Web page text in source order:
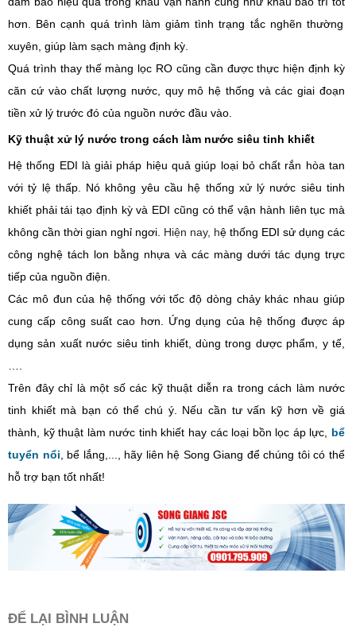
hơn. Bên cạnh quá trình làm giảm tình trạng tắc nghẽn thường
xuyên , giúp làm sạch màng định kỳ.
Quá trình thay thế màng lọc RO cũng cần được thực hiện định kỳ
căn cứ vàochất lượng nước, quy mô hệ thống vàcácgiai đoạn
tiền xử lý trước đó của nguồn nước đầu vào
Kỹ thuật xử lý nước trong cách làm nước siêu tinh khiết
Hệ thống EDI là giải pháp hiệu quảgiúp loại bỏ chất rắn hòa tan
với tỷ lệ thấp. Nó không yêu cầu hệ thống xử lý nước siêu tinh
khiết phảitái tạo định kỳ và EDI cũng có thể vận hành liên tục mà
không cần thời gian nghỉ ngơi Hiện nay, hệ thống EDI sử dụng các
công nghệ tách lon bằng nhựa và các màng dưới tác dụng trực
tiếp của nguồn điện.
Các mô đuncủa hệ thống với tốc độ dòng chảy khác nhaugiúp
cung cấp công suất cao hơn. Ứng dụng của hệ thống được áp
dụngsản xuất nước siêu tinh khiết, dùng trong dược phẩm, y tế,
Trên đây chỉ là một số các kỹ thuật diễn ra trong cách làm nước
tinh khiết mà bạn có thể chú ý. Nếu cần tư vấn kỹ hơn về giá
thành, kỹ thuật làm nước tinh khiết hay các loại bồn lọc áp lực, bể
tuyển nổi , bể lắng,..., hãy liên hệ Song Giang để chúng tôi có thể
hỗ trợ bạn tốt nhất!
ĐỂ LẠI BÌNH LUẬN